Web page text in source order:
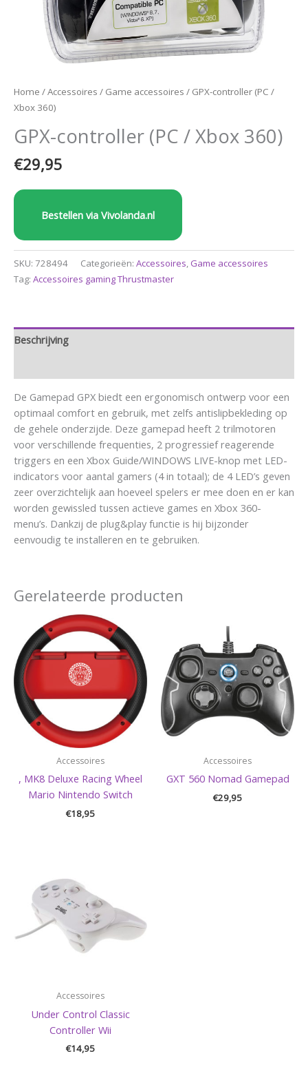
Home /Accessoires / Game accessoires / GPX-controller (PC /
Xbox 360)
GPX-controller (PC / Xbox 360)
€29,95
Bestellen via Vivolanda.nl
SKU: 728494 Categorieën: Accessoires, Game accessoires
Tag: Accessoires gaming Thrustmaster
Beschrijving
De Gamepad GPX biedt een ergonomisch ontwerp voor een
optimaal comfort en gebruik, met zelfs antislipbekleding op
de gehele onderzijde. Deze gamepad heeft 2 trilmotoren
voor verschillende frequenties, 2 progressief reagerende
triggers en een Xbox Guide/WINDOWS LIVE-knop met LED-
indicators voor aantal gamers (4 in totaal); de 4 LED’s geven
zeer overzichtelijk aan hoeveel spelers er mee doen en er kan
worden gewissled tussen actieve games en Xbox 360-
menu’s. Dankzij de plug&play functie is hij bijzonder
eenvoudig te installeren en te gebruiken.
Gerelateerde producten
Accessoires
, MK8 Deluxe Racing Wheel
Mario Nintendo Switch
€18,95
Accessoires
GXT 560 Nomad Gamepad
€29,95
Accessoires
Under Control Classic
Controller Wii
€14,95